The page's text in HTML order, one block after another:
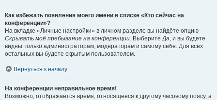
Как избежать появления моего имени в списке «Кто сейчас на
конференции»?
На вкладке «Личные настройки» в личном разделе вы найдёте опцию
Скрывать моё пребывание на конференции. ВыберитеДа, и вы будете
видны только администраторам, модераторам и самому себе. Для всех
остальных вы будете скрытым пользователем.
Вернуться к началу
На конференции неправильное время!
Возможно, отображается время, относящееся к другому часовому поясу, а